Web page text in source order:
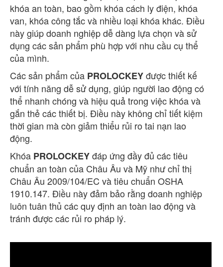
khóa an toàn, bao gồm khóa cách ly điện, khóa
van, khóa công tắc và nhiều loại khóa khác. Điều
này giúp doanh nghiệp dễ dàng lựa chọn và sử
dụng các sản phẩm phù hợp với nhu cầu cụ thể
của mình.
Các sản phẩm của PROLOCKEYđược thiết kế
với tính năng dễ sử dụng, giúp người lao động có
thể nhanh chóng và hiệu quả trong việc khóa và
gắn thẻ các thiết bị. Điều này không chỉ tiết kiệm
thời gian mà còn giảm thiểu rủi ro tai nạn lao
động.
Khóa PROLOCKEYđáp ứng đầy đủ các tiêu
chuẩn an toàn của Châu Âu và Mỹ như chỉ thị
Châu Âu 2009/104/EC và tiêu chuẩn OSHA
1910.147. Điều này đảm bảo rằng doanh nghiệp
luôn tuân thủ các quy định an toàn lao động và
tránh được các rủi ro pháp lý.